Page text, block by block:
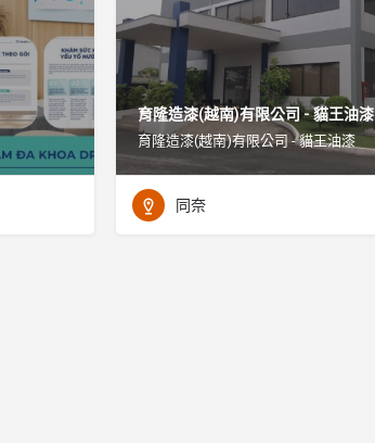
育隆造漆(越南)有限公司 - 貓王油漆
育隆造漆(越南)有限公司 - 貓王油漆
同奈